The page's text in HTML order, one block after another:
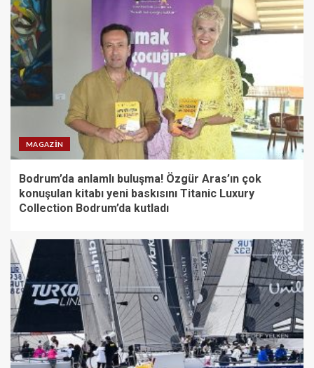
MAGAZIN
Bodrum’da anlamlı buluşma! Özgür Aras’ın çok
konuşulan kitabı yeni baskısını Titanic Luxury
Collection Bodrum’da kutladı